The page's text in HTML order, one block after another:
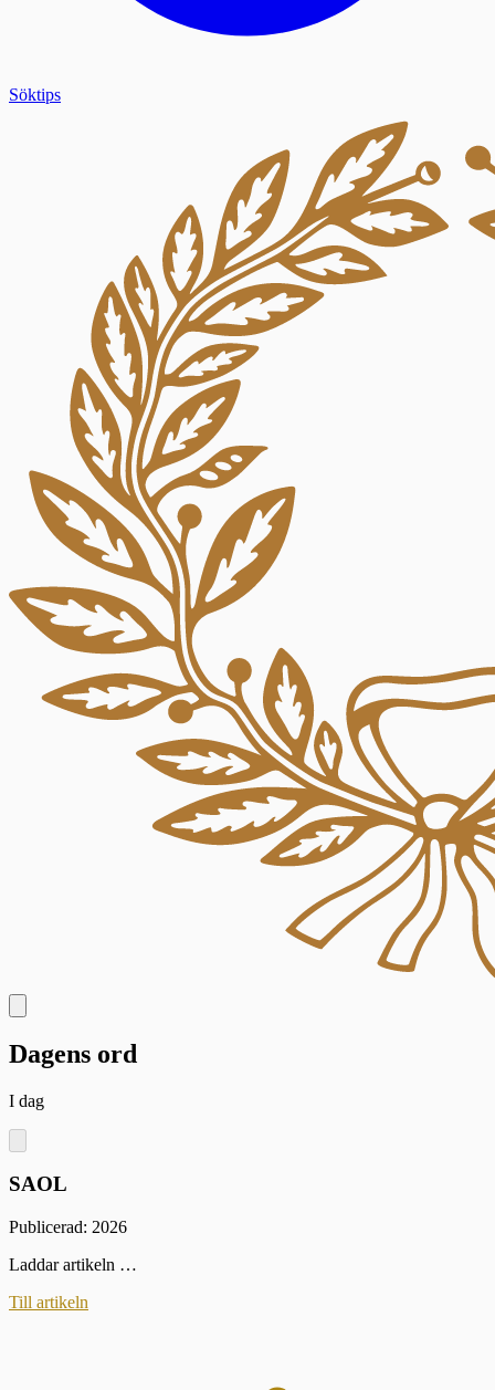
Söktips
Dagens ord
I dag
SAOL
Publicerad: 2026
Laddar artikeln …
Till artikeln